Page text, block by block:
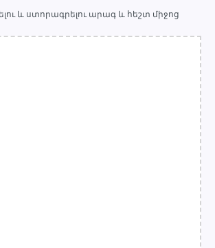
և ստորագրելու արագ և հեշտ միջոց